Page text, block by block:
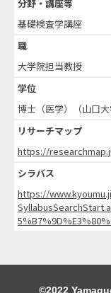
分野・講座等
基礎検査学講座
職
大学院担当教授
学位
博士（医学）（山口大
リサーチマップ
https://
シラバス
https://
©2022